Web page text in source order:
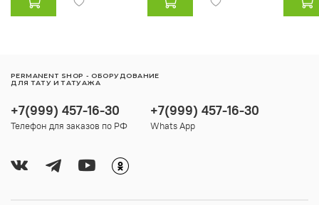
+7(999) 457-16-30
Телефон для заказов по РФ
+7(999) 457-16-30
Whats App
PERMANENT SHOP - ОБОРУДОВАНИЕ
ДЛЯ ТАТУ И ТАТУАЖА